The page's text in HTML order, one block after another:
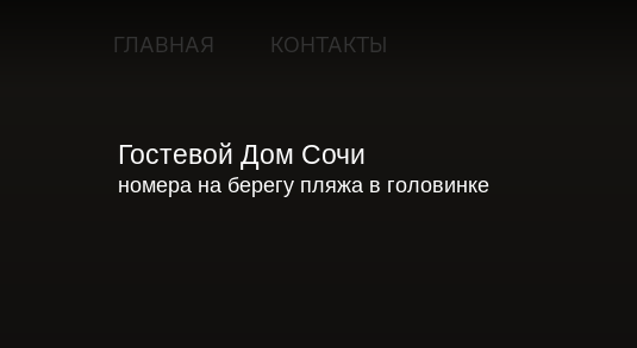
ГЛАВНАЯ КОНТАКТЫ
Гостевой Дом Сочи
номера на берегу пляжа в головинке